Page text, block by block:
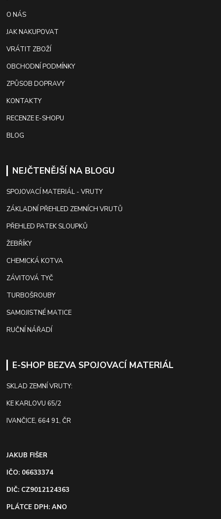
O NÁS
JAK NAKUPOVAT
VRÁTIT ZBOŽÍ
OBCHODNÍ PODMÍNKY
ZPŮSOB DOPRAVY
KONTAKTY
RECENZE E-SHOPU
BLOG
NEJČTENĚJŠÍ NA BLOGU
SPOJOVACÍ MATERIÁL - VRUTY
ZÁKLADNÍ PŘEHLED ZEMNÍCH VRUTŮ
PŘEHLED PATEK SLOUPKŮ
ŽEBŘÍKY
CHEMICKÁ KOTVA
ZÁVITOVÁ TYČ
TURBOŠROUBY
SAMOJISTNÉ MATICE
RUČNÍ NÁŘADÍ
E-SHOP BEZVA SPOJOVACÍ MATERIÁL
SKLAD ZEMNÍ VRUTY:
KE KARLOVU 65/2
IVANČICE, 664 91, ČR
JAKUB FIŠER
IČO: 06633374
DIČ: CZ9012124363
PLÁTCE DPH: ANO